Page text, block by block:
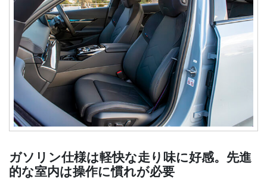
ガソリン仕様は軽快な走り味に好感。先進
的な室内は操作に慣れが必要